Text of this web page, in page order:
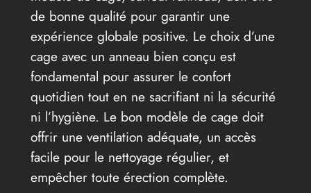
de bonne qualité pour garantir une
expérience globale positive. Le choix d’une
cage avec un anneau bien conçu est
fondamental pour assurer le confort
quotidien tout en ne sacrifiant ni la sécurité
ni l’hygiène. Le bon modèle de cage doit
offrir une ventilation adéquate, un accès
facile pour le nettoyage régulier, et
empêcher toute érection complète.